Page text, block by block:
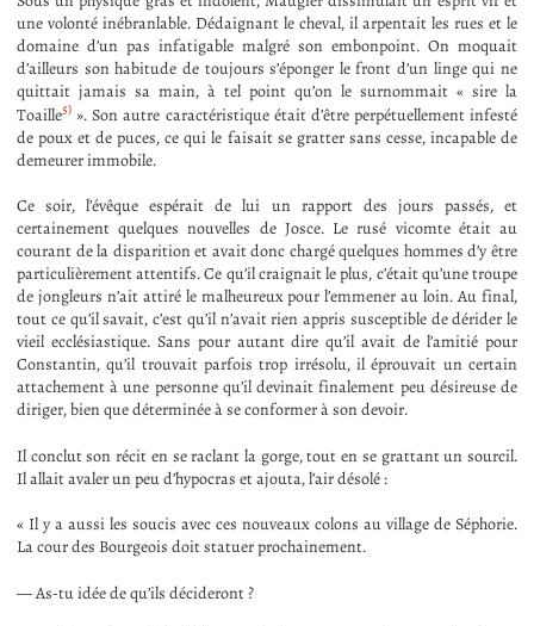
une volonté inébranlable. Dédaignant le cheval, il arpentait les rues et le
domaine d’un pas infatigable malgré son embonpoint. On moquait
d’ailleurs son habitude de toujours s’éponger le front d’un linge qui ne
quittait jamais sa main, à tel point qu’on le surnommait « sire la
Toaille5) ». Son autre caractéristique était d’être perpétuellement infesté
de poux et de puces, ce qui le faisait se gratter sans cesse, incapable de
demeurer immobile.
Ce soir, l’évêque espérait de lui un rapport des jours passés, et
certainement quelques nouvelles de Josce. Le rusé vicomte était au
courant de la disparition et avait donc chargé quelques hommes d’y être
particulièrement attentifs. Ce qu’il craignait le plus, c’était qu’une troupe
de jongleurs n’ait attiré le malheureux pour l’emmener au loin. Au final,
tout ce qu’il savait, c’est qu’il n’avait rien appris susceptible de dérider le
vieil ecclésiastique. Sans pour autant dire qu’il avait de l’amitié pour
Constantin, qu’il trouvait parfois trop irrésolu, il éprouvait un certain
attachement à une personne qu’il devinait finalement peu désireuse de
diriger, bien que déterminée à se conformer à son devoir.
Il conclut son récit en se raclant la gorge, tout en se grattant un sourcil.
Il allait avaler un peu d’hypocras et ajouta, l’air désolé :
« Il y a aussi les soucis avec ces nouveaux colons au village de Séphorie.
La cour des Bourgeois doit statuer prochainement.
— As-tu idée de qu’ils décideront ?